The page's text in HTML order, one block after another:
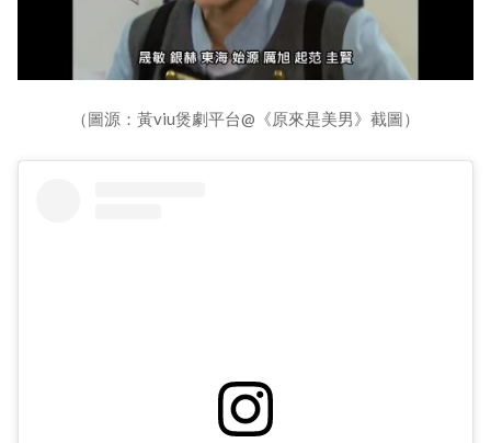
（圖源：黃viu煲劇平台@《原來是美男》截圖）